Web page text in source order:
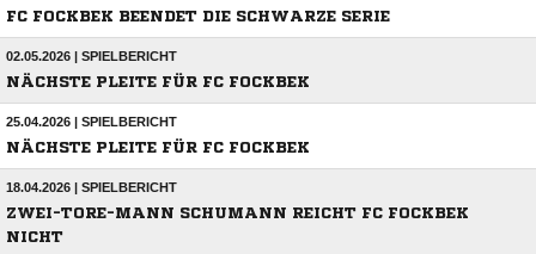
FC FOCKBEK BEENDET DIE SCHWARZE SERIE
02.05.2026 | SPIELBERICHT
NÄCHSTE PLEITE FÜR FC FOCKBEK
25.04.2026 | SPIELBERICHT
NÄCHSTE PLEITE FÜR FC FOCKBEK
18.04.2026 | SPIELBERICHT
ZWEI-TORE-MANN SCHUMANN REICHT FC FOCKBEK
NICHT